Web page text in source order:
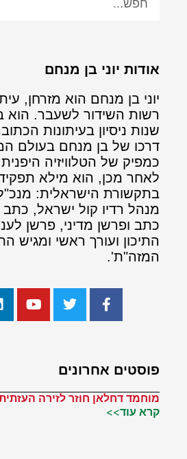
אודות יוני בן מנחם
יוני בן מנחם הוא מזרחן,
רשות השידור לשעבר. הוא
שנות ניסיון בעיתונות
דרכו של בן מנחם בעולם
כמפיק של הטלוויזיה
לאחר מכן, הוא מילא
בתקשורת הישראלית:
מנהל רדיו קול ישראל, כתב
כתב ופרשן מדיני, פרשן
התיכון ועורך ראשי ומגיש
המזה"ת'.
פוסטים אחרונים
מוחמד דחלאן חוזר לזירה
קרא עוד>>